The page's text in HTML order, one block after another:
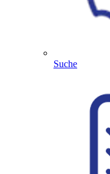
Suche